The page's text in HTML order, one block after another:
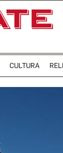
CULTURA